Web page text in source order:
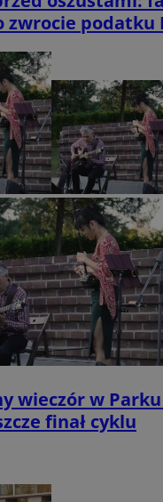
zwrocie podatku
wieczór w
finał cyklu